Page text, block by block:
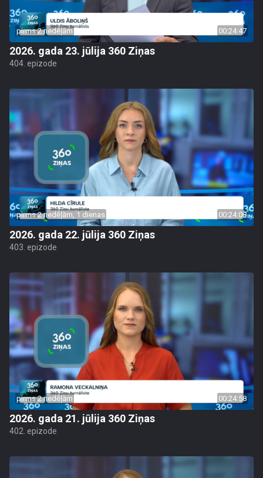
pirms 2 nedēļām 00:24:47
2026. gada 23. jūlija 360 Ziņas
404. epizode
pirms 2 nedēļām, 1 dienas 00:24:08
2026. gada 22. jūlija 360 Ziņas
403. epizode
pirms 2 nedēļām 00:24:58
2026. gada 21. jūlija 360 Ziņas
402. epizode